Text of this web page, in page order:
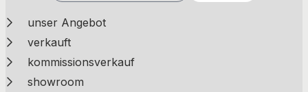
unser Angebot
verkauft
kommissionsverkauf
showroom